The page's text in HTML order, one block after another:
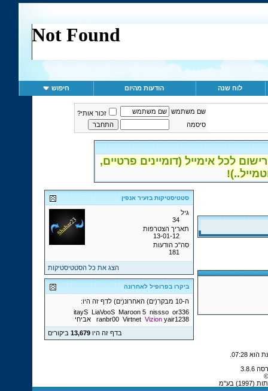
לוח שנה הודעות מהיום חיפוש
שם משתמש
זכור אותי?
סיסמה
לכל אימייל (דומיינים פרטיים,
סטטיסטיקות בזעיר אנפין
גיל
34
תאריך הצטרפות
13-01-12
סה"כ הודעות
181
הצג את כל הסטטיסטיקות
ביקרו בפרופיל לאחרונה
ה-10 מבקר(ים) האחרונ(ים) לדף זה היו:
itayS LiaVooS Maroon 5 nissso or336
ranbr00 Virtnet Vizion yair1238
אביחי
בדף זה היו13,679 ביקורים
07:28
בע"מ